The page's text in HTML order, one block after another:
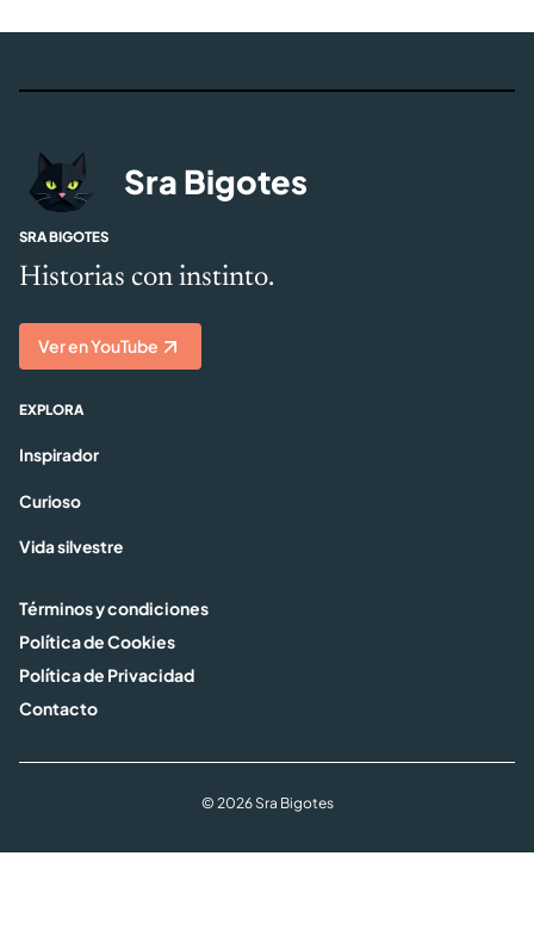
Sra Bigotes
SRA BIGOTES
Historias con instinto.
Ver en YouTube
EXPLORA
Inspirador
Curioso
Vida silvestre
Términos y condiciones
Política de Cookies
Política de Privacidad
Contacto
© 2026 Sra Bigotes